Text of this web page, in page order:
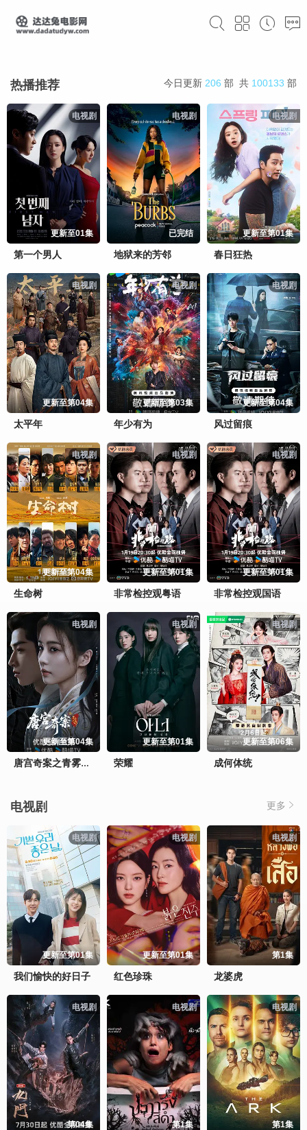
今日更新 206 部 共 100133 部
热播推荐
电视剧
更新至01集
第一个男人
电视剧
已完结
地狱来的芳邻
电视剧
更新至第01集
春日狂热
电视剧
更新至第04集
太平年
电视剧
更新至第03集
年少有为
电视剧
更新至第04集
风过留痕
电视剧
更新至第04集
生命树
电视剧
更新至第01集
非常检控观粤语
电视剧
更新至第01集
非常检控观国语
电视剧
更新至第04集
唐宫奇案之青雾风鸣
电视剧
更新至第01集
荣耀
电视剧
更新至第06集
成何体统
更多
电视剧
电视剧
更新至第01集
我们愉快的好日子
电视剧
更新至第01集
红色珍珠
电视剧
第1集
龙婆虎
电视剧
第04集
电视剧
第1集
电视剧
第1集